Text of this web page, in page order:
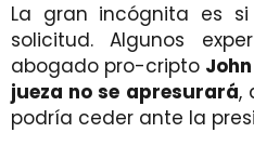
La gran incógnita es
solicitud. Algunos
abogado pro-cripto
jueza no se apresurará,
podría ceder ante la